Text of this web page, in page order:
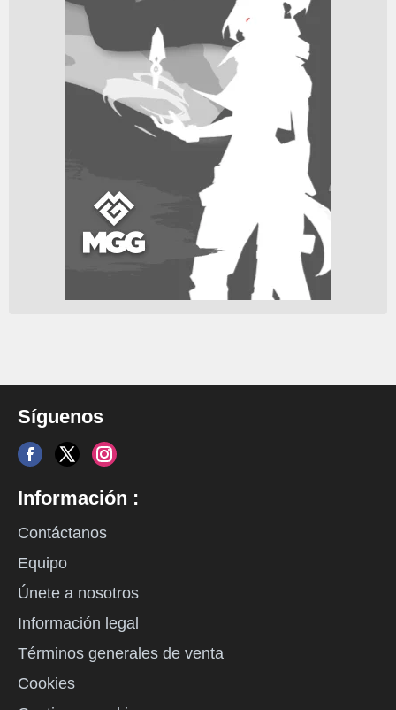
Síguenos
Información :
Contáctanos
Equipo
Únete a nosotros
Información legal
Términos generales de venta
Cookies